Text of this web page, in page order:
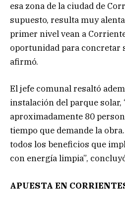
esa zona de la ciudad de
supuesto, resulta muy
primer nivel vean a
oportunidad para concretar
afirmó.
El jefe comunal resaltó
instalación del parque solar,
aproximadamente 80
tiempo que demande la
todos los beneficios que
con energía limpia”,
APUESTA EN